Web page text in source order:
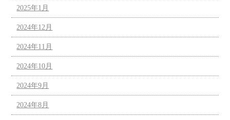
2025年1月
2024年12月
2024年11月
2024年10月
2024年9月
2024年8月